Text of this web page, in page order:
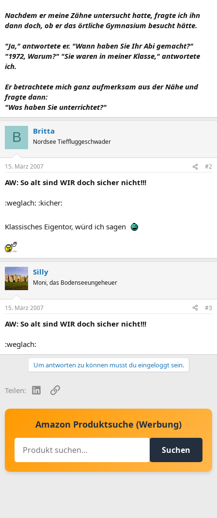
Nachdem er meine Zähne untersucht hatte, fragte ich ihn
dann doch, ob er das örtliche Gymnasium besucht hätte.
"Ja," antwortete er. "Wann haben Sie Ihr Abi gemacht?"
"1972, Warum?" "Sie waren in meiner Klasse," antwortete
ich.
Er betrachtete mich ganz aufmerksam aus der Nähe und
fragte dann:
"Was haben Sie unterrichtet?"
B Britta
Nordsee Tieffluggeschwader
15. März 2007 #2
AW: So alt sind WIR doch sicher nicht!!!
:weglach: :kicher:
Klassisches Eigentor, würd ich sagen
Silly
Moni, das Bodenseeungeheuer
15. März 2007 #3
AW: So alt sind WIR doch sicher nicht!!!
:weglach:
Um antworten zu können musst du eingeloggt sein.
Teilen: LinkedInLink
Amazon Produktsuche (Werbung)
Suchen